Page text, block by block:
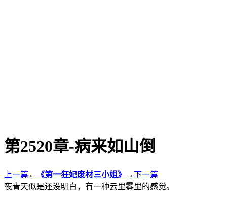
第2520章-病来如山倒
上一篇 ← 《第一狂妃废材三小姐》 →下一篇
夜青天似是还没明白，有一种云里雾里的感觉。